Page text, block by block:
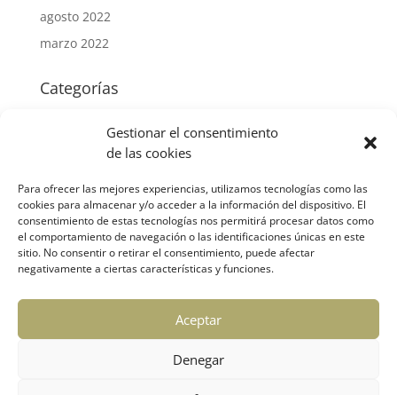
Gestionar el consentimiento
de las cookies
Para ofrecer las mejores experiencias, utilizamos tecnologías como las
cookies para almacenar y/o acceder a la información del dispositivo. El
consentimiento de estas tecnologías nos permitirá procesar datos como
el comportamiento de navegación o las identificaciones únicas en este
sitio. No consentir o retirar el consentimiento, puede afectar
negativamente a ciertas características y funciones.
Aceptar
Denegar
agosto 2022
marzo 2022
Categorías
Contable
Subvenciones
Otros temas de interés